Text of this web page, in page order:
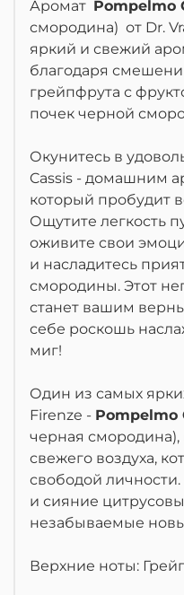
Аромат Pompelmo
смородина) от Dr.
яркий и свежий
благодаря
грейпфрута с
почек черной
Окунитесь в
Cassis - домашним
который пробудит
Ощутите легкость
оживите свои
и насладитесь
смородины. Этот
станет вашим
себе роскошь
миг!
Один из самых
Firenze - Pompelmo
черная
свежего воздуха,
свободой
и сияние
незабываемые
Верхние ноты: